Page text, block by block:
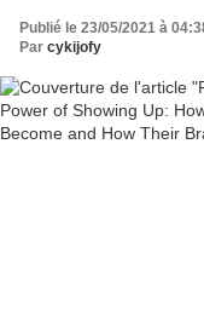
Publié le 23/05/2021 à
Par cykijofy